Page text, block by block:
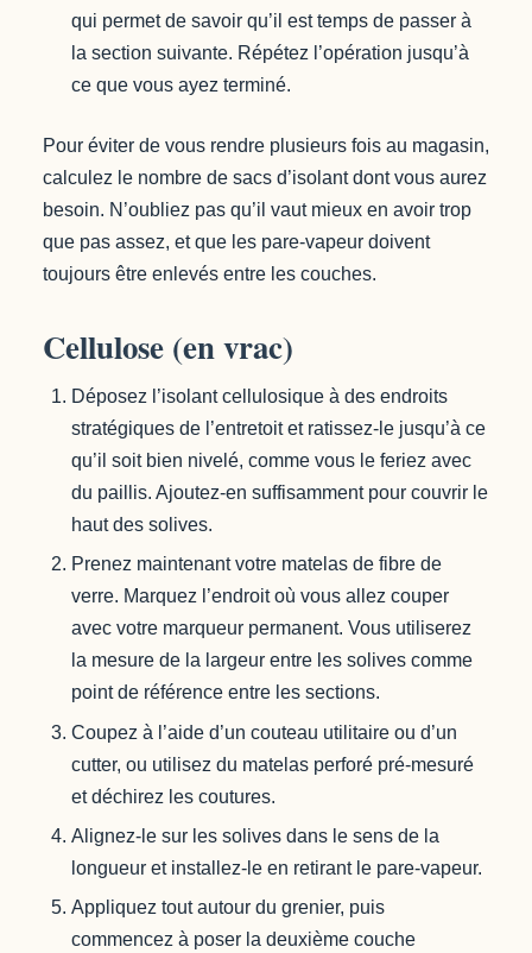
qui permet de savoir qu’il est temps de passer à
la section suivante. Répétez l’opération jusqu’à
ce que vous ayez terminé.
Pour éviter de vous rendre plusieurs fois au magasin,
calculez le nombre de sacs d’isolant dont vous aurez
besoin. N’oubliez pas qu’il vaut mieux en avoir trop
que pas assez, et que les pare-vapeur doivent
toujours être enlevés entre les couches.
Cellulose (en vrac)
Déposez l’isolant cellulosique à des endroits
stratégiques de l’entretoit et ratissez-le jusqu’à ce
qu’il soit bien nivelé, comme vous le feriez avec
du paillis. Ajoutez-en suffisamment pour couvrir le
haut des solives.
Prenez maintenant votre matelas de fibre de
verre. Marquez l’endroit où vous allez couper
avec votre marqueur permanent. Vous utiliserez
la mesure de la largeur entre les solives comme
point de référence entre les sections.
Coupez à l’aide d’un couteau utilitaire ou d’un
cutter, ou utilisez du matelas perforé pré-mesuré
et déchirez les coutures.
Alignez-le sur les solives dans le sens de la
longueur et installez-le en retirant le pare-vapeur.
Appliquez tout autour du grenier, puis
commencez à poser la deuxième couche